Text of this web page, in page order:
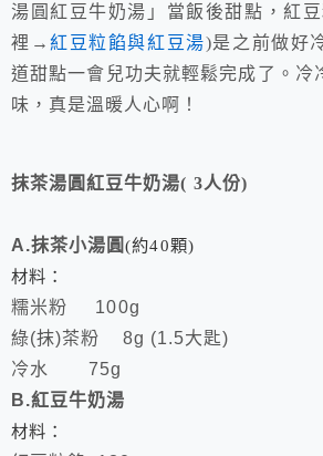
湯圓紅豆牛奶湯」當飯後甜點，紅
裡→ 紅豆粒餡與紅豆湯)是之前做好
道甜點一會兒功夫就輕鬆完成了。冷
味，真是溫暖人心啊！
抹茶湯圓紅豆牛奶湯( 3人份)
A.抹茶小湯圓(約40顆)
材料：
糯米粉
100g
綠(抹)茶粉 8g (1.5大匙)
冷水
75g
B.紅豆牛奶湯
材料：